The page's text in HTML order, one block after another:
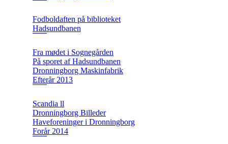
Fodboldaften på biblioteket
Hadsundbanen
Fra mødet i Sognegården
På sporet af Hadsundbanen
Dronningborg Maskinfabrik
Efterår 2013
Scandia ll
Dronningborg Billeder
Haveforeninger i Dronningborg
Forår 2014